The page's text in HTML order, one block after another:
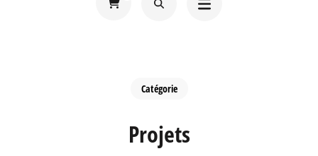
Catégorie
Projets